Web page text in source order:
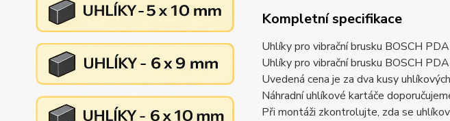
Kompletní specifikace
Uhlíky pro vibrační brusku BOSCH
Uhlíky pro vibrační brusku BOSCH
Uvedená cena je za dva kusy
Náhradní uhlíkové kartáče
Při montáži zkontrolujte, zda se